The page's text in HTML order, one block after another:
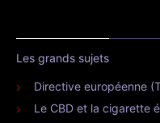
Les grands sujets
Directive européenne
Le CBD et la cigarette